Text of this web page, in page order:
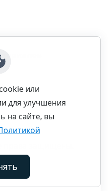
права защищены.
или
для улучшения
на сайте, вы